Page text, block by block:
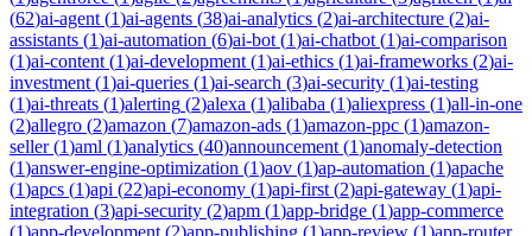
(62)ai-agent (1)ai-agents (38)ai-analytics (2)ai-architecture (2)ai-
assistants (1)ai-automation (6)ai-bot (1)ai-chatbot (1)ai-comparison
(1)ai-content (1)ai-development (1)ai-ethics (1)ai-frameworks (2)ai-
investment (1)ai-queries (1)ai-search (3)ai-security (1)ai-testing
(1)ai-threats (1)alerting (2)alexa (1)alibaba (1)aliexpress (1)all-in-one
(2)allegro (2)amazon (7)amazon-ads (1)amazon-ppc (1)amazon-
seller(1)aml (1)analytics (40)announcement (1)anomaly-detection
(1)answer-engine-optimization (1)aov (1)ap-automation (1)apache
(1)apcs (1)api (22)api-economy (1)api-first (2)api-gateway (1)api-
integration (3)api-security (2)apm (1)app-bridge (1)app-commerce
(1)app-development (2)app-publishing (1)app-review (1)app-router